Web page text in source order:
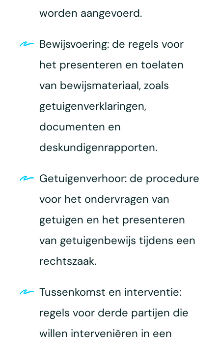
worden aangevoerd.
Bewijsvoering: de regels voor
het presenteren en toelaten
van bewijsmateriaal, zoals
getuigenverklaringen,
documenten en
deskundigenrapporten.
Getuigenverhoor: de procedure
voor het ondervragen van
getuigen en het presenteren
van getuigenbewijs tijdens een
rechtszaak.
Tussenkomst en interventie:
regels voor derde partijen die
willen interveniëren in een